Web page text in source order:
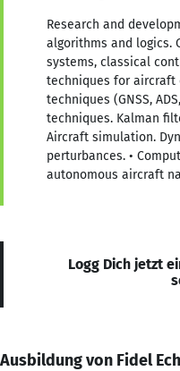
Research and
algorithms and logics.
systems, classical
techniques for aircraft
techniques (GNSS,
techniques. Kalman
Aircraft simulation.
perturbances. •
autonomous aircraft
Logg Dich jetzt
Ausbildung von Fidel